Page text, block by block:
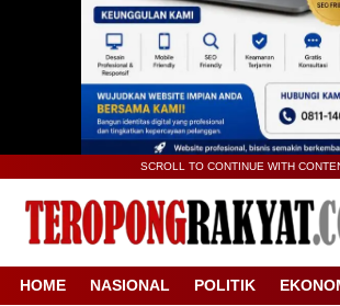
SCROLL TO CONTINUE WITH
HOME NASIONAL POLITIK